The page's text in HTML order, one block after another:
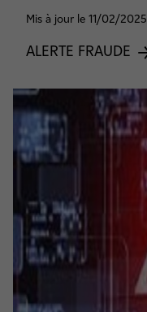
Mis à jour le 11/02/2025
ALERTE FRAUDE